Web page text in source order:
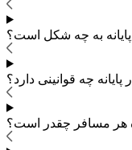
پایانه به چه شکل است؟
پایانه چه قوانینی دارد؟
هر مسافر چقدر است؟